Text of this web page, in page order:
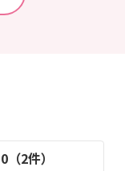
（2件）